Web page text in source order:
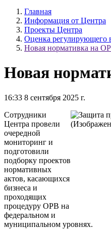
Главная
Информация от Центра
Проекты Центра
Оценка регулирующего
Новая нормативка на
Новая
16:33 8 сентября 2025 г.
Сотрудники
Центра провели
очередной
мониторинг и
подготовили
подборку проектов
нормативных
актов, касающихся
бизнеса и
проходящих
процедуру ОРВ на
федеральном и
муниципальном уровнях.